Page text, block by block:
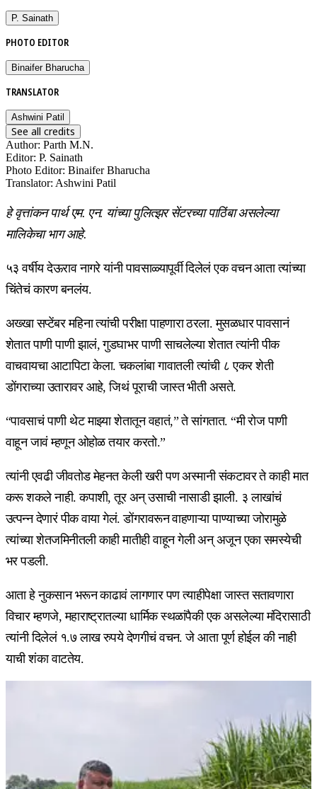
P. Sainath
PHOTO EDITOR
Binaifer Bharucha
TRANSLATOR
Ashwini Patil
See all credits
Author: Parth M.N.
Editor: P. Sainath
Photo Editor: Binaifer Bharucha
Translator: Ashwini Patil
हे वृत्तांकन पार्थ एम. एन. यांच्या पुलित्झर सेंटरच्या पाठिंबा असलेल्या
मालिकेचा भाग आहे.
५३ वर्षीय देऊराव नागरे यांनी पावसाळ्यापूर्वी दिलेलं एक वचन आता त्यांच्या
चिंतेचं कारण बनलंय.
अख्खा सप्टेंबर महिना त्यांची परीक्षा पाहणारा ठरला. मुसळधार पावसानं
शेतात पाणी पाणी झालं, गुडघाभर पाणी साचलेल्या शेतात त्यांनी पीक
वाचवायचा आटापिटा केला. चकलांबा गावातली त्यांची ८ एकर शेती
डोंगराच्या उतारावर आहे, जिथं पूराची जास्त भीती असते.
“पावसाचं पाणी थेट माझ्या शेतातून वहातं,” ते सांगतात. “मी रोज पाणी
वाहून जावं म्हणून ओहोळ तयार करतो.”
त्यांनी एवढी जीवतोड मेहनत केली खरी पण अस्मानी संकटावर ते काही मात
करू शकले नाही. कपाशी, तूर अन् उसाची नासाडी झाली. ३ लाखांचं
उत्पन्न देणारं पीक वाया गेलं. डोंगरावरून वाहणाऱ्या पाण्याच्या जोरामुळे
त्यांच्या शेतजमिनीतली काही मातीही वाहून गेली अन् अजून एका समस्येची
भर पडली.
आता हे नुकसान भरून काढावं लागणार पण त्याहीपेक्षा जास्त सतावणारा
विचार म्हणजे, महाराष्ट्रातल्या धार्मिक स्थळांपैकी एक असलेल्या मंदिरासाठी
त्यांनी दिलेलं १.७ लाख रुपये देणगीचं वचन. जे आता पूर्ण होईल की नाही
याची शंका वाटतेय.